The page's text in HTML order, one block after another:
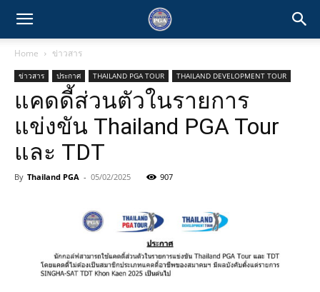
Home ข่าวสาร
ข่าวสาร ประกาศ THAILAND PGA TOUR THAILAND DEVELOPMENT TOUR
แคดดี้ส่วนตัวในรายการ
แข่งขัน Thailand PGA Tour
และ TDT
By Thailand PGA - 05/02/2025 907